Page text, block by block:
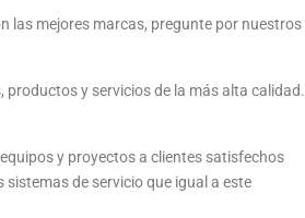
las mejores marcas, pregunte por nuestros
productos y servicios de la más alta calidad.
y proyectos a clientes satisfechos
de servicio que igual a este